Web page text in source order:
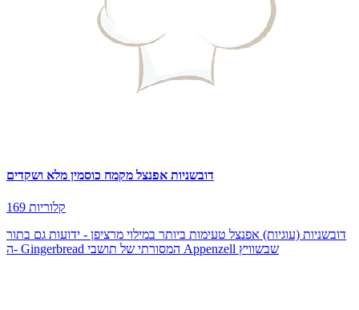
דובשניות אפנצל מקמח כוסמין מלא ושקדים
169 קלוריות
דובשניות (עוגיות) אפנצל טעימות ביותר במילוי מרציפן - ידועות גם בתור
ה- Gingerbread המסורתי של תושבי Appenzell שבשוויץ